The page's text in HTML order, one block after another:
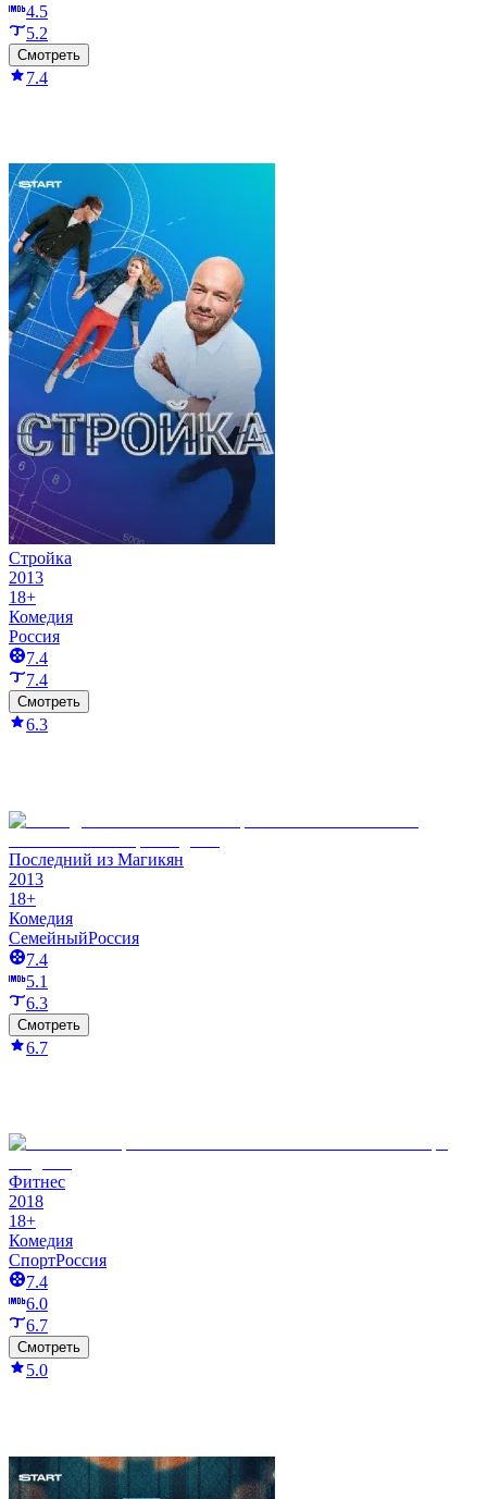
4.5
5.2
Смотреть
7.4
Стройка
2013
18+
Комедия
Россия
7.4
7.4
Смотреть
6.3
Последний из Магикян
2013
18+
Комедия
СемейныйРоссия
7.4
5.1
6.3
Смотреть
6.7
Фитнес
2018
18+
Комедия
СпортРоссия
7.4
6.0
6.7
Смотреть
5.0